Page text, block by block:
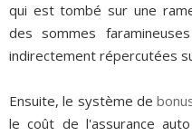
qui est tombé sur une
des sommes
indirectement répercutées
Ensuite, le système de
le coût de l'assurance